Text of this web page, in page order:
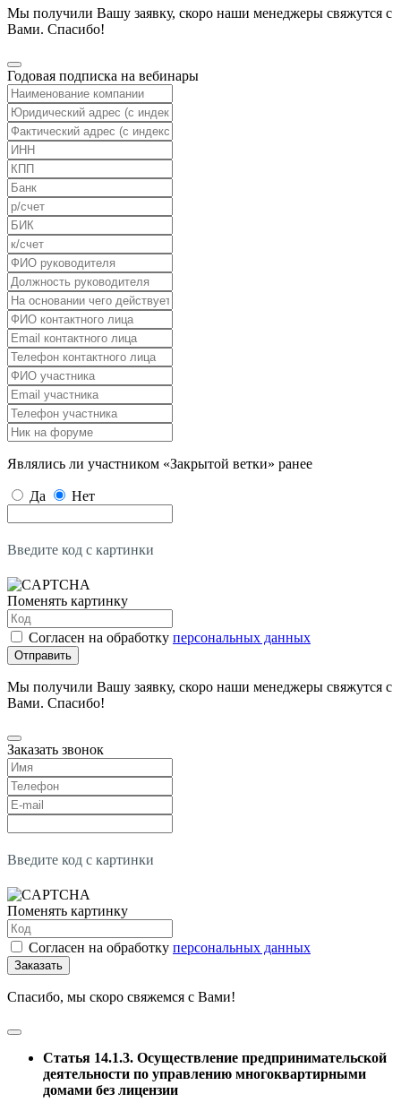
Мы получили Вашу заявку, скоро наши менеджеры свяжутся с
Вами. Спасибо!
Годовая подписка на вебинары
Являлись ли участником «Закрытой ветки» ранее
Да Нет
Введите код с картинки
Поменять картинку
Согласен на обработку персональных данных
Отправить
Мы получили Вашу заявку, скоро наши менеджеры свяжутся с
Вами. Спасибо!
Заказать звонок
Введите код с картинки
Поменять картинку
Согласен на обработку персональных данных
Заказать
Спасибо, мы скоро свяжемся с Вами!
Статья 14.1.3. Осуществление предпринимательской
деятельности по управлению многоквартирными
домами без лицензии